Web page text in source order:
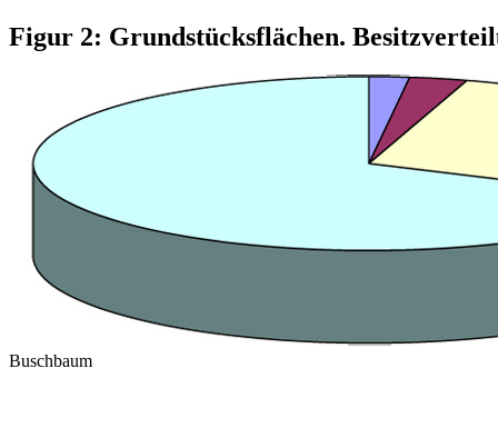
Figur 2: Grundstücksflächen.
Buschbaum